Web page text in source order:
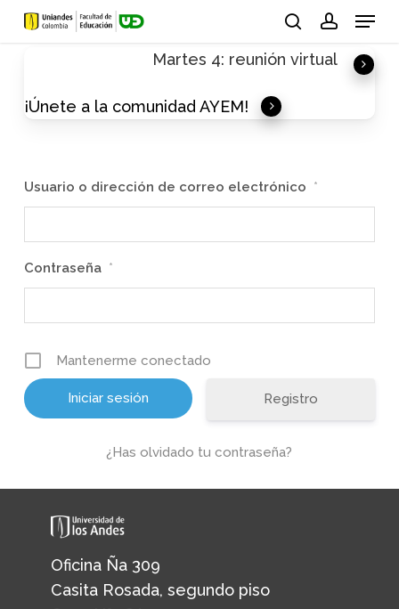
Skip
Menu
Martes 4: reunión virtual
¡Únete a la comunidad AYEM!
Usuario o dirección de correo electrónico *
Contraseña *
Mantenerme conectado
Registro
¿Has olvidado tu contraseña?
Oficina Ña 309
Casita Rosada, segundo piso